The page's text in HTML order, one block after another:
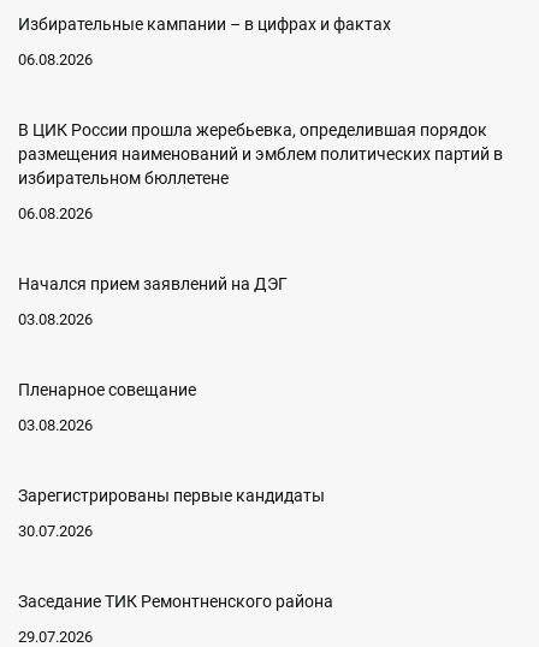
Избирательные кампании – в цифрах и фактах
06.08.2026
В ЦИК России прошла жеребьевка, определившая порядок
размещения наименований и эмблем политических партий в
избирательном бюллетене
06.08.2026
Начался прием заявлений на ДЭГ
03.08.2026
Пленарное совещание
03.08.2026
Зарегистрированы первые кандидаты
30.07.2026
Заседание ТИК Ремонтненского района
29.07.2026